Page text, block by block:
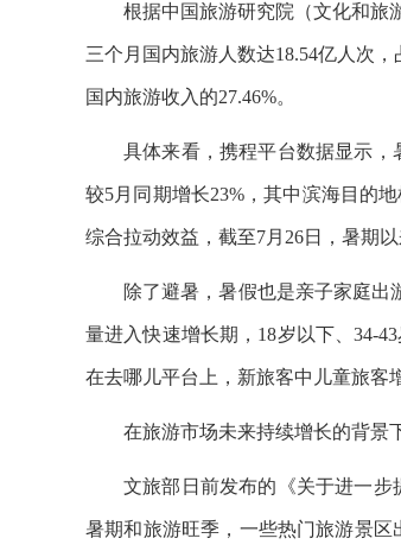
根据中国旅游研究院（文化和旅
三个月国内旅游人数达18.54亿人次
国内旅游收入的27.46%。
具体来看，携程平台数据显示
较5月同期增长23%，其中滨海目的
综合拉动效益，截至7月26日，暑期
除了避暑，暑假也是亲子家庭出
量进入快速增长期，18岁以下、34-
在去哪儿平台上，新旅客中儿童旅客
在旅游市场未来持续增长的背景
文旅部日前发布的《关于进一步
暑期和旅游旺季，一些热门旅游景